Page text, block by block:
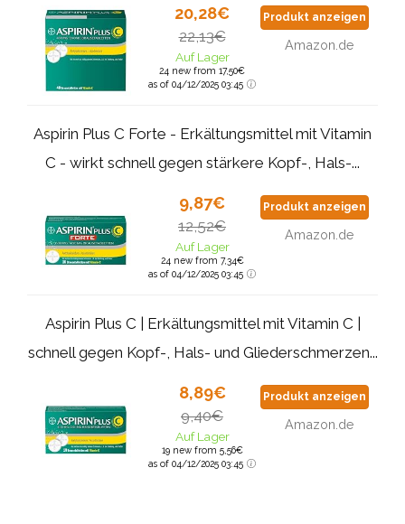
20,28€
22,13€
Auf Lager
24 new from 17,50€
as of 04/12/2025 03:45
Produkt anzeigen
Amazon.de
Aspirin Plus C Forte - Erkältungsmittel mit Vitamin
C - wirkt schnell gegen stärkere Kopf-, Hals-...
9,87€
12,52€
Auf Lager
24 new from 7,34€
as of 04/12/2025 03:45
Produkt anzeigen
Amazon.de
Aspirin Plus C | Erkältungsmittel mit Vitamin C |
schnell gegen Kopf-, Hals- und Gliederschmerzen...
8,89€
9,40€
Auf Lager
19 new from 5,56€
as of 04/12/2025 03:45
Produkt anzeigen
Amazon.de